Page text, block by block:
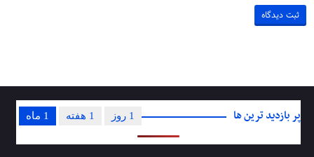
پر بازدید ترین ها 1 ماه 1 هفته 1 روز